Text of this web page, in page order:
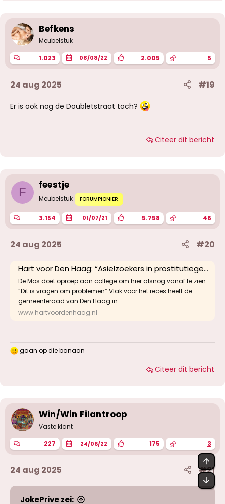
n
g
n
:
Befkens
Meubelstuk
1.023 08/08/22 2.005 5
24 aug 2025 #19
Er is ook nog de Doubletstraat toch?
Citeer dit bericht
F
feestje
Meubelstuk FORUMPIONIER
3.154 01/07/21 5.758 46
24 aug 2025 #20
Hart voor Den Haag: “Asielzoekers in prostitutiegebied plaatsen is totaal onverantwoord!” - Hart voor Den Haag
De Mos doet oproep aan college om hier alsnog vanaf te zien:
“Dit is vragen om problemen” Vlak voor het reces heeft de
gemeenteraad van Den Haag in
www.hartvoordenhaag.nl
W
n
g
n
:
gaan op die banaan
Citeer dit bericht
Win/Win Filantroop
Vaste klant
227 24/06/22 175 3
24 aug 2025 #21
JokePrive zei: